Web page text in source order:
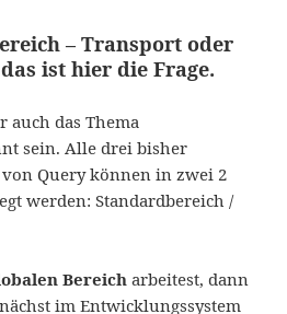
– Transport oder
ist hier die Frage.
auch das Thema
sein. Alle drei bisher
Query können in zwei 2
werden: Standardbereich /
Bereich arbeitest, dann
im Entwicklungssystem